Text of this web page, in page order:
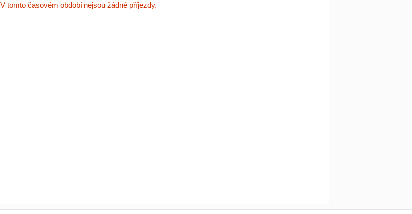
V tomto časovém období nejsou žádné příjezdy.